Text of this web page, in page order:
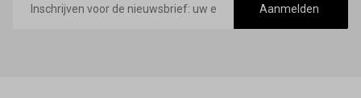
mailadres
Aanmelden